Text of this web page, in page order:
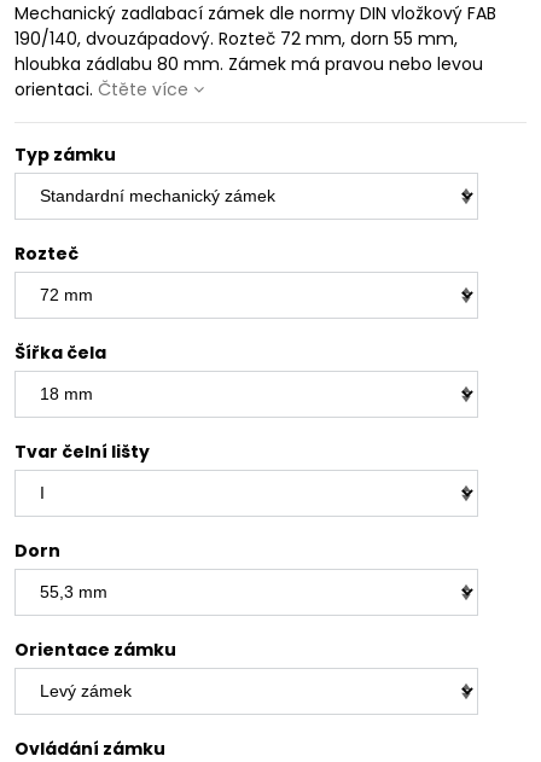
Mechanický zadlabací zámek dle normy DIN vložkový FAB
190/140, dvouzápadový. Rozteč 72 mm, dorn 55 mm,
hloubka zádlabu 80 mm. Zámek má pravou nebo levou
orientaci. Čtěte více
Typ zámku
Rozteč
Šířka čela
Tvar čelní lišty
Dorn
Orientace zámku
Ovládání zámku